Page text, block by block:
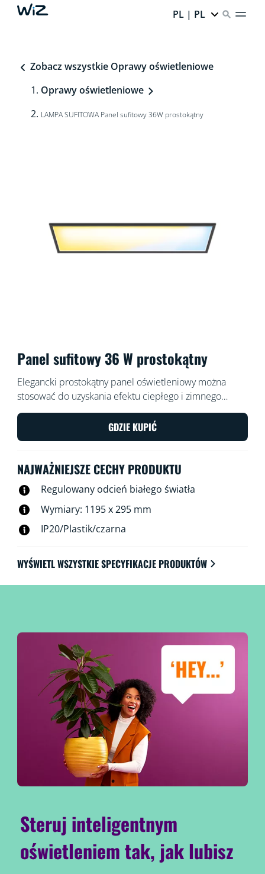
PL | PL
Zobacz wszystkie Oprawy oświetleniowe
Oprawy oświetleniowe
LAMPA SUFITOWA Panel sufitowy 36W prostokątny
Panel sufitowy 36 W prostokątny
Elegancki prostokątny panel oświetleniowy można
stosować do uzyskania efektu ciepłego i zimnego
światła. Panel jest łatwy do zainstalowania, posiada
funkcję przyciemniania i pasuje również do wnętrz w
stylu nowoczesnym.
GDZIE KUPIĆ
NAJWAŻNIEJSZE CECHY PRODUKTU
Regulowany odcień białego światła
Wymiary: 1195 x 295 mm
IP20/Plastik/czarna
WYŚWIETL WSZYSTKIE SPECYFIKACJE PRODUKTÓW
Steruj inteligentnym
oświetleniem tak, jak lubisz